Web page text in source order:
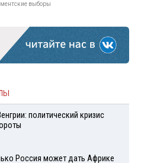
выборы
политический кризис
Россия может дать Африке